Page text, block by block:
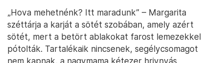
„Hova mehetnénk? Itt maradunk” – Margarita
széttárja a karját a sötét szobában, amely azért
sötét, mert a betört ablakokat farost lemezekkel
pótolták. Tartalékaik nincsenek, segélycsomagot
nem kapnak, a nagymama kétezer hrivnyás